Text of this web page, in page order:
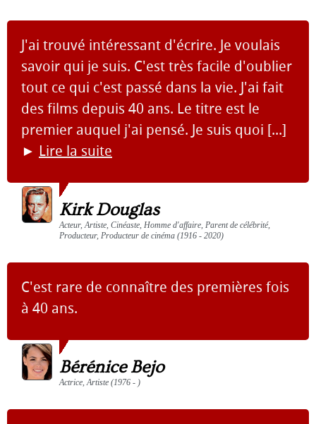
J'ai trouvé intéressant d'écrire. Je voulais
savoir qui je suis. C'est très facile d'oublier
tout ce qui c'est passé dans la vie. J'ai fait
des films depuis 40 ans. Le titre est le
premier auquel j'ai pensé. Je suis quoi [...]
► Lire la suite
Kirk Douglas
Acteur, Artiste, Cinéaste, Homme d'affaire, Parent de célébrité,
Producteur, Producteur de cinéma (1916 - 2020)
C'est rare de connaître des premières fois
à 40 ans.
Bérénice Bejo
Actrice, Artiste (1976 - )